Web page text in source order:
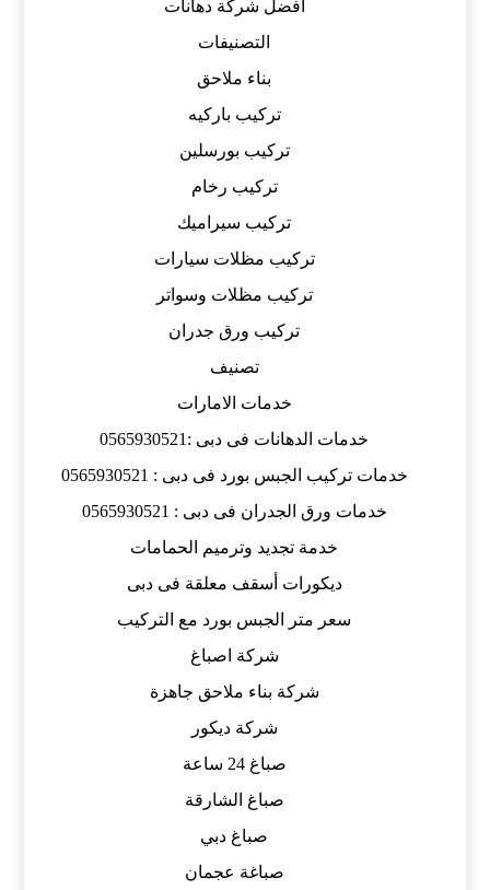
افضل شركة دهانات
التصنيفات
بناء ملاحق
تركيب باركيه
تركيب بورسلين
تركيب رخام
تركيب سيراميك
تركيب مظلات سيارات
تركيب مظلات وسواتر
تركيب ورق جدران
تصنيف
خدمات الامارات
خدمات الدهانات فى دبى :0565930521
خدمات تركيب الجبس بورد فى دبى : 0565930521
خدمات ورق الجدران فى دبى : 0565930521
خدمة تجديد وترميم الحمامات
ديكورات أسقف معلقة فى دبى
سعر متر الجبس بورد مع التركيب
شركة اصباغ
شركة بناء ملاحق جاهزة
شركة ديكور
صباغ 24 ساعة
صباغ الشارقة
صباغ دبي
صباغة عجمان